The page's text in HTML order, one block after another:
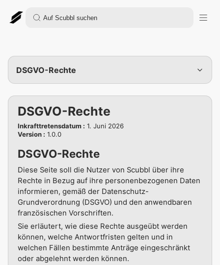
DSGVO-Rechte
DSGVO-Rechte
Inkrafttretensdatum : 1. Juni 2026
Version : 1.0.0
DSGVO-Rechte
Diese Seite soll die Nutzer von Scubbl über ihre
Rechte in Bezug auf ihre personenbezogenen Daten
informieren, gemäß der Datenschutz-
Grundverordnung (DSGVO) und den anwendbaren
französischen Vorschriften.
Sie erläutert, wie diese Rechte ausgeübt werden
können, welche Antwortfristen gelten und in
welchen Fällen bestimmte Anträge eingeschränkt
oder abgelehnt werden können.